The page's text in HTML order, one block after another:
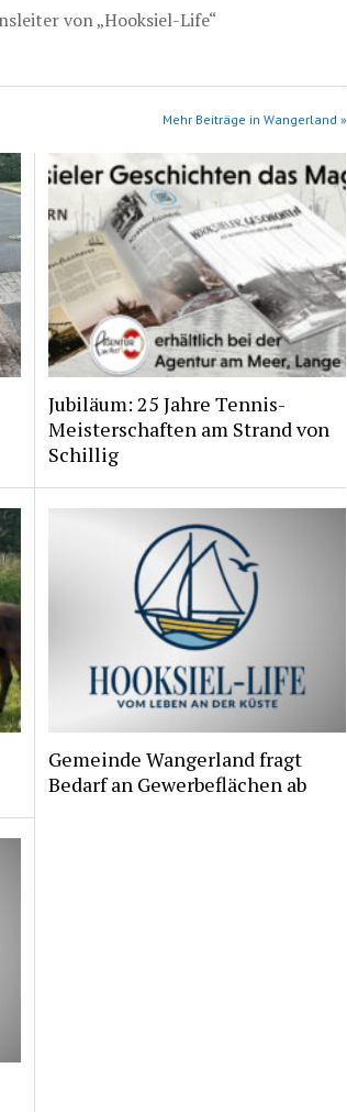
von „Hooksiel-Life“
Mehr Beiträge in Wangerland »
Jubiläum: 25 Jahre Tennis-
Meisterschaften am Strand von
Schillig
Gemeinde Wangerland fragt
Bedarf an Gewerbeflächen ab